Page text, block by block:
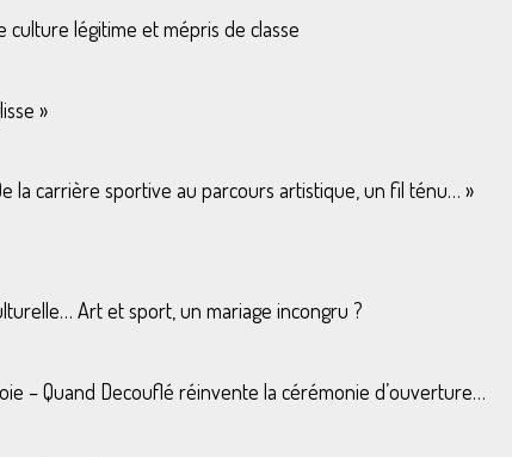
culture légitime et mépris de classe
»
la carrière sportive au parcours artistique, un fil ténu… »
Art et sport, un mariage incongru ?
– Quand Decouflé réinvente la cérémonie d’ouverture…